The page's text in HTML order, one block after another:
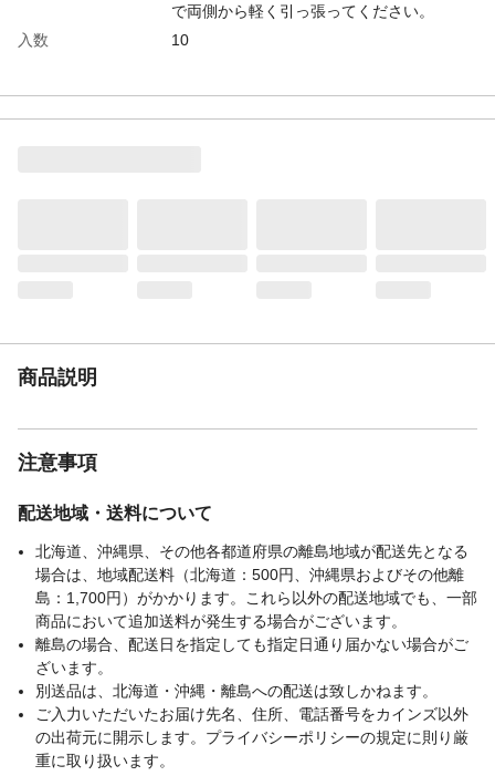
で両側から軽く引っ張ってください。
入数
10
使用上の注意
●屋外で使用する際、強風のときは室内に取
り込んでください。●紫外線により劣化しま
商品説明
注意事項
配送地域・送料について
北海道、沖縄県、その他各都道府県の離島地域が配送先となる
場合は、地域配送料（北海道：500円、沖縄県およびその他離
島：1,700円）がかかります。これら以外の配送地域でも、一部
商品において追加送料が発生する場合がございます。
離島の場合、配送日を指定しても指定日通り届かない場合がご
ざいます。
別送品は、北海道・沖縄・離島への配送は致しかねます。
ご入力いただいたお届け先名、住所、電話番号をカインズ以外
の出荷元に開示します。プライバシーポリシーの規定に則り厳
重に取り扱います。